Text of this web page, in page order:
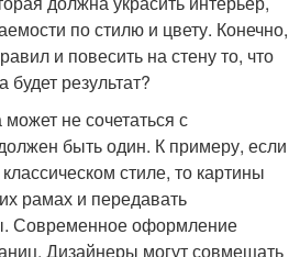
по стилю и цвету. Конечно,
и повесить на стену то, что
будет результат?
не сочетаться с
быть один. К примеру, если
стиле, то картины
рамах и передавать
Современное оформление
Дизайнеры могут совмещать